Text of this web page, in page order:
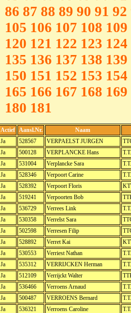
86 87 88 89 90 91 92
105 106 107 108 109
120 121 122 123 124
135 136 137 138 139
150 151 152 153 154
165 166 167 168 169
180 181
Actief Aansl.Nr.
Naam
Ja
528567 VERPAELST JURGEN
Ja
500128 VERPLANCKE Hans
Ja
531004 Verplancke Sara
Ja
528346 Verpoort Carine
Ja
528392 Verpoort Floris
Ja
519241 Verpoorten Bob
Ja
536729 Verrees Link
Ja
530358 Verrelst Sara
Ja
502598 Verresen Filip
Ja
528892 Verret Kai
Ja
530553 Verriest Nathan
Ja
535312 VERRIJCKEN Herman
Ja
512109 Verrijckt Walter
Ja
536466 Verroens Arnaud
Ja
500487 VERROENS Bernard
Ja
536321 Verroens Caroline